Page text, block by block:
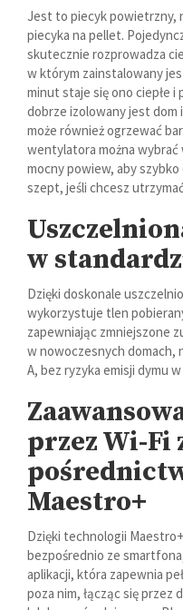
Jest to piecyk powietrzny,
piecyka na pellet.
skutecznie rozprowadza
w którym zainstalowany
minut staje się ono ciepłe i
dobrze izolowany jest dom
może również ogrzewać
wentylatora można wybrać
mocny powiew, aby
szept, jeśli chcesz
w
Dzięki doskonale
wykorzystuje tlen
zapewniając zmniejszone
w nowoczesnych domach,
A, bez ryzyka emisji dymu
przez Wi-Fi
Maestro+
Dzięki technologii
bezpośrednio ze
aplikacji, która zapewnia
poza nim, łącząc się